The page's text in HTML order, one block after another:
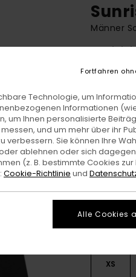
Männer
5.0
ECO-BONUS
€
SALE
Farbe
XS
Technologie, um
Informationen
um Ihnen personalisierte
und um mehr über ihr
Sie können Ihre
ablehnen oder sich dagegen
(z. B. bestimmte Cookies
Cookie-Richtlinie und
Fortfahren
Alle Cookies